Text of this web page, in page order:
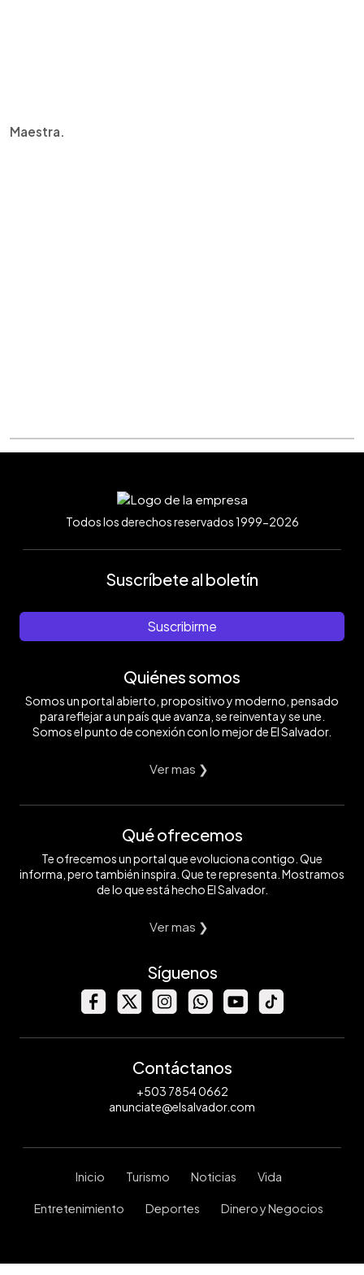
Maestra.
Todos los derechos reservados 1999-2026
Suscríbete al boletín
Suscribirme
Quiénes somos
Somos un portal abierto, propositivo y moderno, pensado
para reflejar a un país que avanza, se reinventa y se une.
Somos el punto de conexión con lo mejor de El Salvador.
Ver mas ❯
Qué ofrecemos
Te ofrecemos un portal que evoluciona contigo. Que
informa, pero también inspira. Que te representa. Mostramos
de lo que está hecho El Salvador.
Ver mas ❯
Síguenos
Contáctanos
+503 7854 0662
anunciate@elsalvador.com
Inicio Turismo Noticias Vida
Entretenimiento Deportes Dinero y Negocios